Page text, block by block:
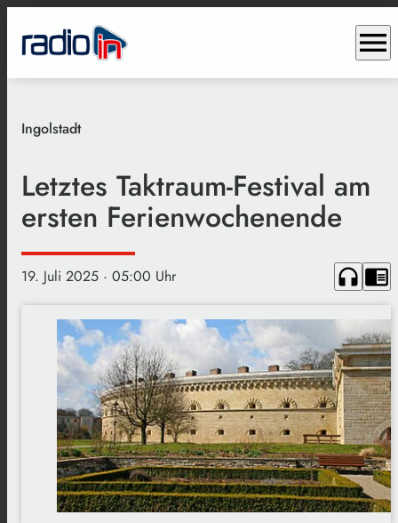
menu
Ingolstadt
Letztes Taktraum-Festival am
ersten Ferienwochenende
19. Juli 2025 · 05:00 Uhr headphones chrome_reader_mode